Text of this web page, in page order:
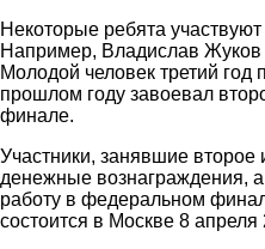
Некоторые ребята
Например, Владислав Жуков
Молодой человек третий год
прошлом году завоевал
финале.
Участники, занявшие второе
денежные вознаграждения,
работу в федеральном
состоится в Москве 8 апреля